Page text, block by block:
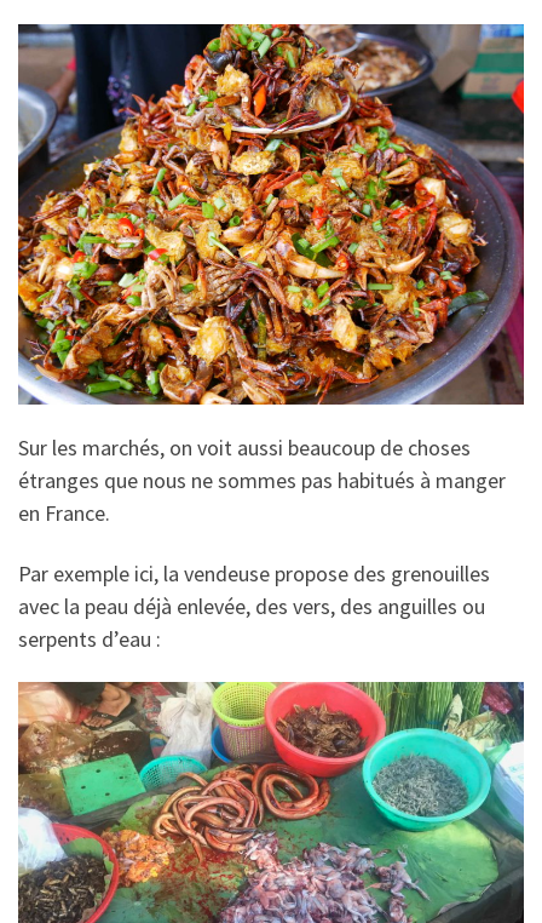
Sur les marchés, on voit aussi beaucoup de choses
étranges que nous ne sommes pas habitués à manger
en France.
Par exemple ici, la vendeuse propose des grenouilles
avec la peau déjà enlevée, des vers, des anguilles ou
serpents d’eau :